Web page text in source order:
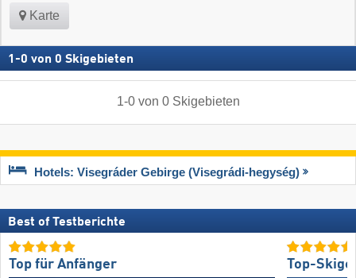
Karte
1 -0 von 0 Skigebieten
1-0von 0 Skigebieten
Hotels: Visegráder Gebirge (Visegrádi-hegység)
Best of Testberichte
Top für Anfänger Top-